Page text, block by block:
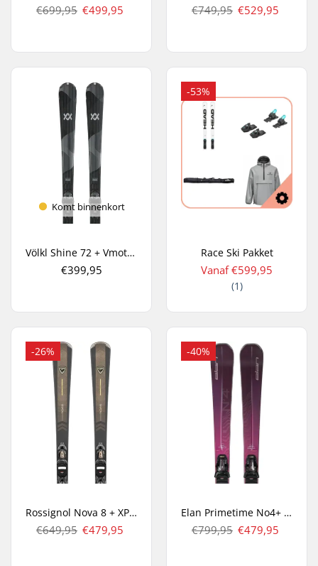
€699,95 €499,95 €749,95 €529,95
Komt binnenkort
Völkl Shine 72 + Vmotion 10 Dames All Mountain Ski's
€399,95
-53%
Race Ski Pakket
Vanaf €599,95
(1)
-26%
Rossignol Nova 8 + XP 11 GW Carve Ski's
€649,95 €479,95
-40%
Elan Primetime No4+ SX ELX 11 Dames Carve Ski's
€799,95 €479,95